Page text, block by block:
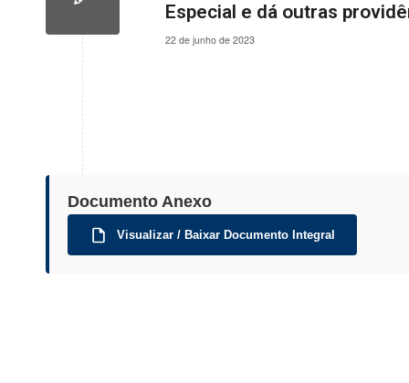
Especial e dá outras
22 de junho de 2023
Documento Anexo
Visualizar / Baixar Documento Integral